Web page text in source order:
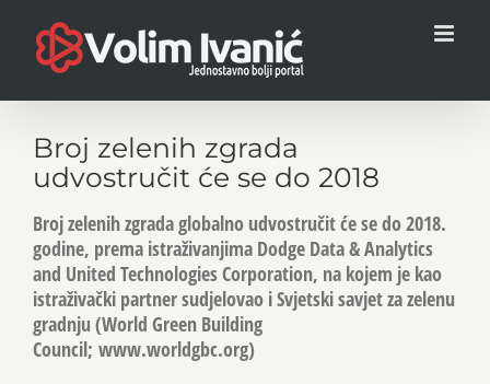
content
Broj zelenih zgrada
udvostručit će se do 2018
Broj zelenih zgrada globalno udvostručit će se do 2018.
godine, prema istraživanjima Dodge Data & Analytics
and United Technologies Corporation, na kojem je kao
istraživački partner sudjelovao i Svjetski savjet za zelenu
gradnju (World Green Building
Council; www.worldgbc.org)